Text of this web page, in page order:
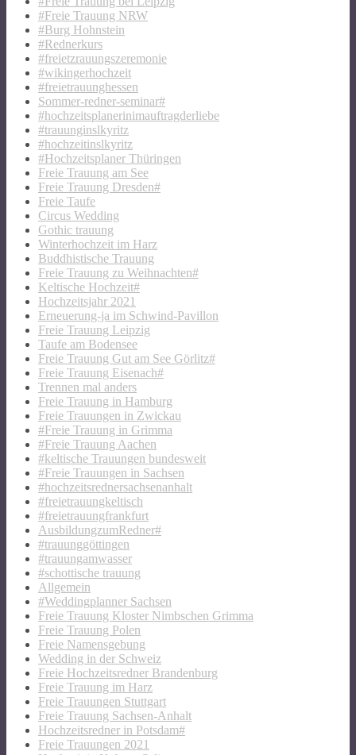
#Freie Trauung NRW
#Burg Hohnstein
#Rednerkurs
#freietzrauungszeremonie
#wikingerhochzeit
#freietrauunghessen
Sommer-redner-seminar#
#hochzeitsplanerinimauftragderliebe
#trauunginslkyritz
#hochzeitinslkyritz
#Hochzeitsplaner Thüringen
Freie Trauung am See
Freie Trauung Dresden#
Freie Taufe
Circus Wedding
Gothic trauung
Winterhochzeit im Harz
Buddhistische Trauung
Freie Trauung zu Weihnachten#
Keltische Hochzeit#
Hochzeitsjahr 2021
Erneuerung-ja im Schwind-Pavillon
Freie Trauung Leipzig
Taufe am Bodensee
Freie Trauung Gut am See Görlitz#
Freie Trauung Eisenach#
Trennen mal anders
Freie Trauung in Hamburg
Freie Trauungen in Zwickau
#Freie Trauung in Grimma
#Freie Trauung Aachen
#keltische Trauungen bundesweit
#Freie Trauungen in Sachsen
#hochzeitsrednersachsenanhalt
#freietrauungkeltisch
#freietrauungfrankfurt
AusbildungzumRedner#
#trauunggöttingen
#trauungamwasser
#schottische trauung
Allgemein
#Weddingplanner Sachsen
Freie Trauung Kloster Nimbschen Grimma
Freie Trauung Polen
Freie Namensgebung
Wedding in der Schweiz
Freie Hochzeitsredner Brandenburg
Freie Trauung im Harz
Freie Trauungen Stuttgart
Freie Trauung Sachsen-Anhalt
Hochzeitsredner in Potsdam#
Freie Trauungen 2021